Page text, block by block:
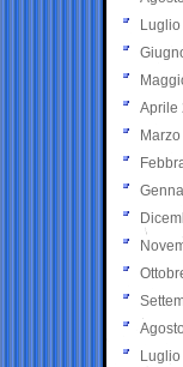
Aprile